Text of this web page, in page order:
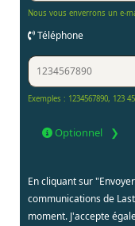
Nous vous enverrons un e-
Téléphone
Exemples : 1234567890, 123
Optionnel
En cliquant sur
communications de
moment. J'accepte